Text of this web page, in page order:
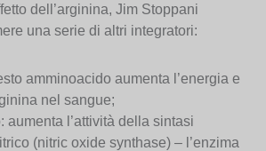
dell’arginina, Jim Stoppani
una serie di altri integratori:
amminoacido aumenta l’energia e
nel sangue;
aumenta l’attività della sintasi
(nitric oxide synthase) – l’enzima